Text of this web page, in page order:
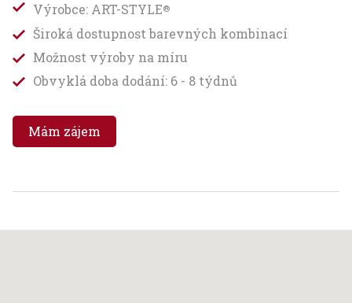
Výrobce: ART-STYLE®
Široká dostupnost barevných kombinací
Možnost výroby na míru
Obvyklá doba dodání: 6 - 8 týdnů
Mám zájem